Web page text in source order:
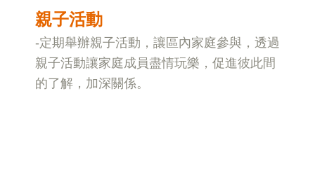
親子活動
-定期舉辦親子活動，讓區內家庭參與，透過
親子活動讓家庭成員盡情玩樂，促進彼此間
的了解，加深關係。